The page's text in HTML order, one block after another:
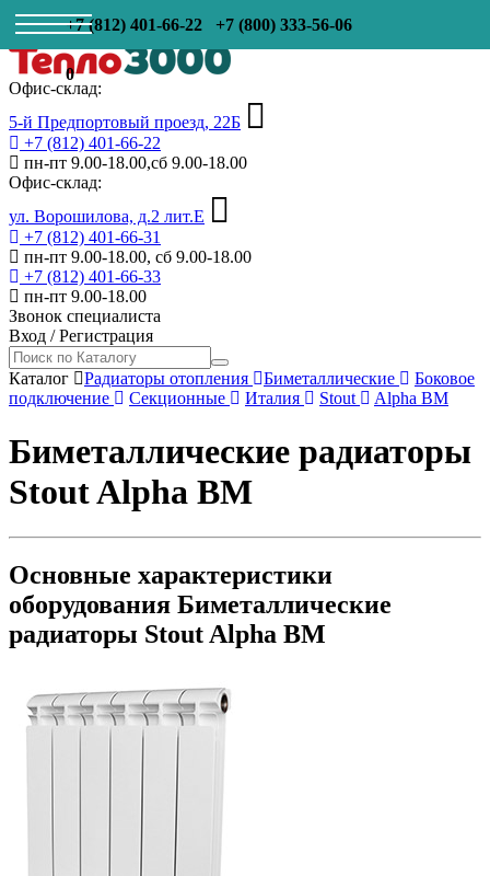
+7 (812) 401-66-22 +7 (800) 333-56-06
0
Офис-склад:
5-й Предпортовый проезд, 22Б
+7 (812) 401-66-22
пн-пт 9.00-18.00,сб 9.00-18.00
Офис-склад:
ул. Ворошилова, д.2 лит.Е
+7 (812) 401-66-31
пн-пт 9.00-18.00, сб 9.00-18.00
+7 (812) 401-66-33
пн-пт 9.00-18.00
Звонок специалиста
Вход /Регистрация
Каталог Радиаторы отопления Биметаллические
Боковое
подключение
Секционные Италия Stout Alpha BM
Биметаллические радиаторы
Stout Alpha BM
Основные характеристики
оборудования Биметаллические
радиаторы Stout Alpha BM